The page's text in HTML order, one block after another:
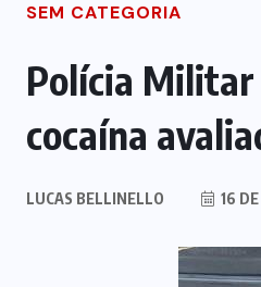
SEM CATEGORIA
Polícia Militar
cocaína
LUCAS BELLINELLO 16